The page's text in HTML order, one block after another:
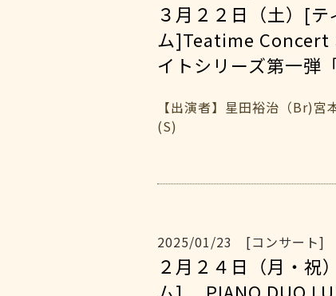
３月２２日（土）[テ
ム]Teatime Concert
イトシリーズ第一弾
【出演者】星田裕治（Br)宮
(S)
2025/01/23 [コンサート]
２月２４日（月・祝